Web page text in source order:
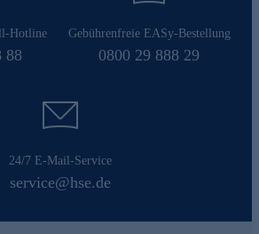
Hotline
88
Gebührenfreie EASy-Bestellung
0800 29 888 29
24/7 E-Mail-Service
service@hse.de